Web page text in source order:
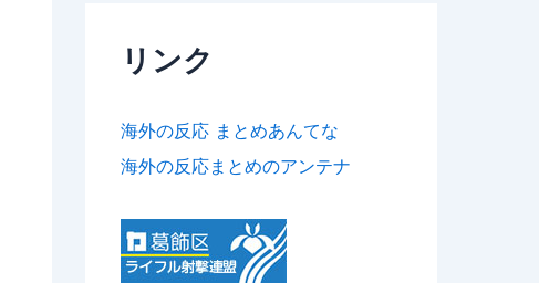
リンク
海外の反応 まとめあんてな
海外の反応まとめのアンテナ